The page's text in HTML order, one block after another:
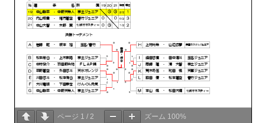
ページ 1 / 2 ズーム 100%